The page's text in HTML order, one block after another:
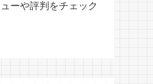
ューや評判をチェック